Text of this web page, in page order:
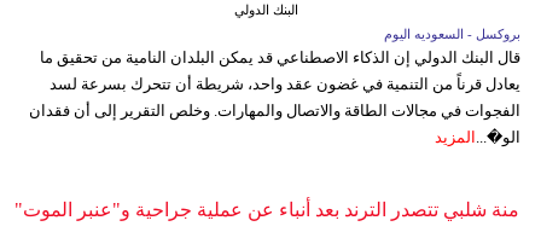
البنك الدولي
بروكسل - السعوديه اليوم
قال البنك الدولي إن الذكاء الاصطناعي قد يمكن البلدان النامية من تحقيق ما
يعادل قرناً من التنمية في غضون عقد واحد، شريطة أن تتحرك بسرعة لسد
الفجوات في مجالات الطاقة والاتصال والمهارات. وخلص التقرير إلى أن فقدان
الو�...
المزيد
منة شلبي تتصدر الترند بعد أنباء عن عملية جراحية و"عنبر الموت"